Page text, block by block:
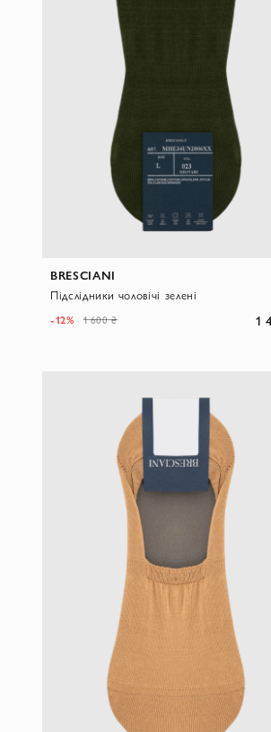
BRESCIANI
Підслідники чоловічі зелені
-12% 1 600 ₴ 1